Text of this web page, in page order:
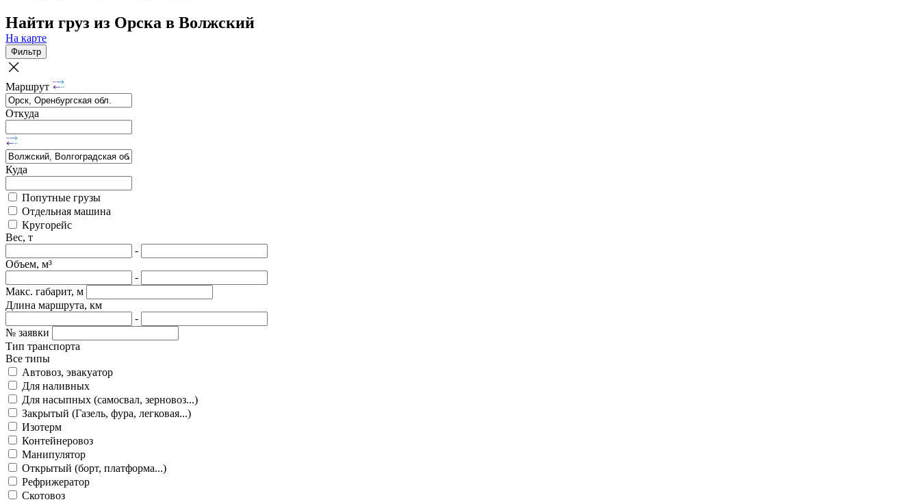
Найти груз из Орска в Волжский
На карте
Фильтр
Маршрут
Откуда
Куда
Попутные грузы
Отдельная машина
Кругорейс
Вес, т
-
Объем, м³
-
Макс. габарит, м
Длина маршрута, км
-
№ заявки
Тип транспорта
Все типы
Автовоз, эвакуатор
Для наливных
Для насыпных (самосвал, зерновоз...)
Закрытый (Газель, фура, легковая...)
Изотерм
Контейнеровоз
Манипулятор
Открытый (борт, платформа...)
Рефрижератор
Скотовоз